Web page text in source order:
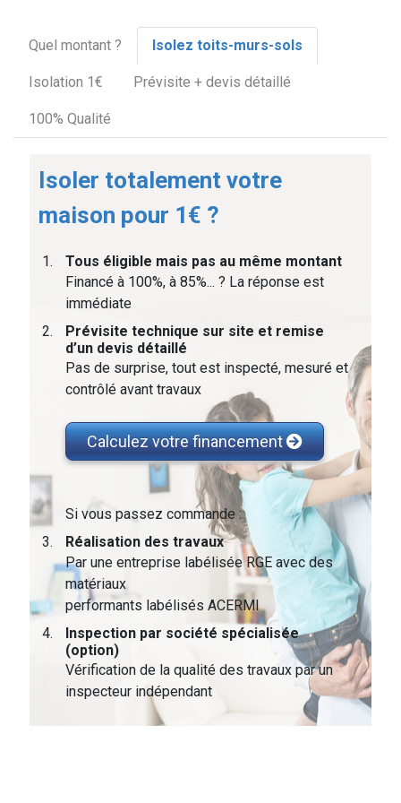
Quel montant ? Isolez toits-murs-sols
Isolation 1€ Prévisite + devis détaillé
100% Qualité
Isoler totalement votre
maison pour 1€ ?
Tous éligible mais pas au même montant
Financé à 100%, à 85%... ? La réponse est
immédiate
Prévisite technique sur site et remise
d’un devis détaillé
Pas de surprise, tout est inspecté, mesuré et
contrôlé avant travaux
Calculez votre financement
Si vous passez commande :
Réalisation des travaux
Par une entreprise labélisée RGE avec des
matériaux
performants labélisés ACERMI
Inspection par société spécialisée
(option)
Vérification de la qualité des travaux par un
inspecteur indépendant